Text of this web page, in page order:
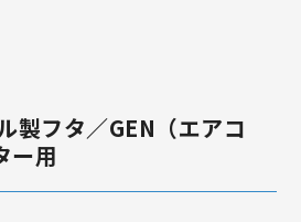
製フタ／GEN（エアコ
ー用